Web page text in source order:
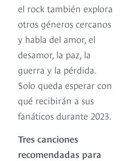
el rock también explora
otros géneros cercanos
y habla del amor, el
desamor, la paz, la
guerra y la pérdida.
Solo queda esperar con
qué recibirán a sus
fanáticos durante 2023.
Tres canciones
recomendadas para